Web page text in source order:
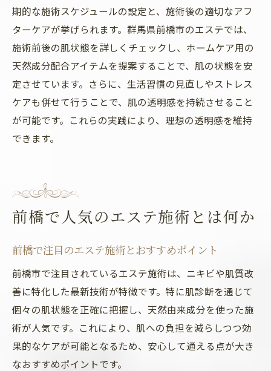
期的な施術スケジュールの設定と、施術後の適切なアフ
ターケアが挙げられます。群馬県前橋市のエステでは、
施術前後の肌状態を詳しくチェックし、ホームケア用の
天然成分配合アイテムを提案することで、肌の状態を安
定させています。さらに、生活習慣の見直しやストレス
ケアも併せて行うことで、肌の透明感を持続させること
が可能です。これらの実践により、理想の透明感を維持
できます。
前橋で人気のエステ施術とは何か
前橋で注目のエステ施術とおすすめポイント
前橋市で注目されているエステ施術は、ニキビや肌質改
善に特化した最新技術が特徴です。特に肌診断を通じて
個々の肌状態を正確に把握し、天然由来成分を使った施
術が人気です。これにより、肌への負担を減らしつつ効
果的なケアが可能となるため、安心して通える点が大き
なおすすめポイントです。